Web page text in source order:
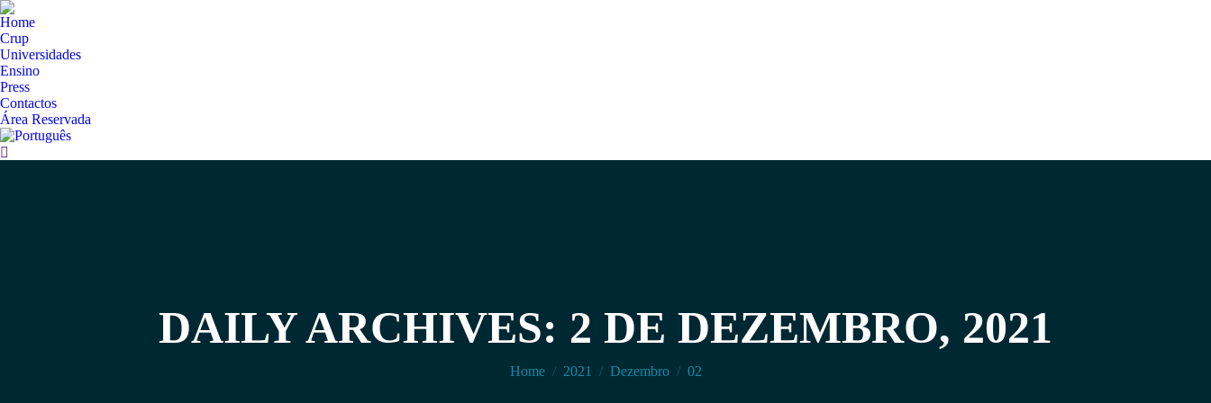
Home
Crup
Universidades
Ensino
Press
Contactos
Área Reservada
Search:
DAILY ARCHIVES: 2 DE DEZEMBRO, 2021
You are here:
Home 2021 Dezembro 02